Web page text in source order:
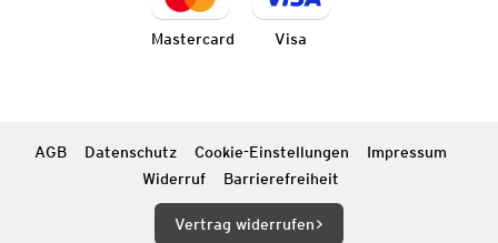
Mastercard Visa
AGB Datenschutz Cookie-Einstellungen
Impressum
Widerruf
Barrierefreiheit
Vertrag widerrufen